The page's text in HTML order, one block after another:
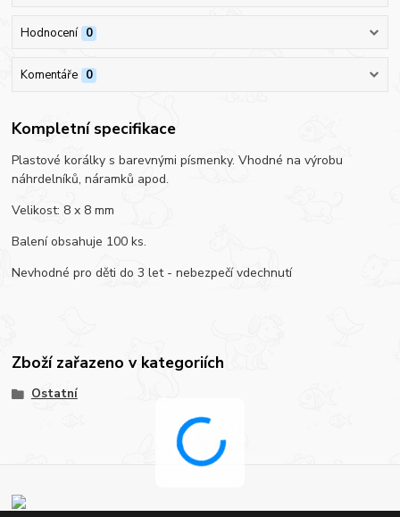
Hodnocení 0
Komentáře 0
Kompletní specifikace
Plastové korálky s barevnými písmenky. Vhodné na výrobu
náhrdelníků, náramků apod.
Velikost: 8 x 8 mm
Balení obsahuje 100 ks.
Nevhodné pro děti do 3 let - nebezpečí vdechnutí
Zboží zařazeno v kategoriích
Ostatní